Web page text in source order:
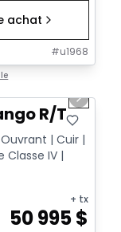
achat
#u1968
Next
R/T
Ouvrant | Cuir |
Classe IV |
+ tx
50 995$